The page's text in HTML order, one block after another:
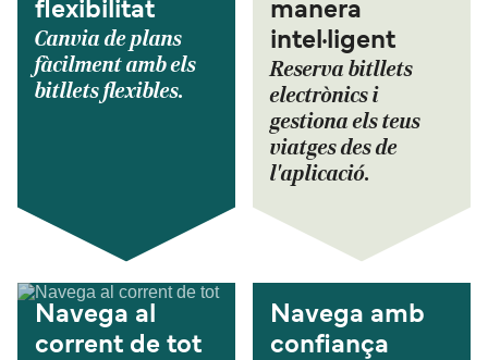
flexibilitat
Canvia de plans
fàcilment amb els
bitllets flexibles.
manera
intel·ligent
Reserva bitllets
electrònics i
gestiona els teus
viatges des de
l'aplicació.
Navega al
corrent de tot
Navega amb
confiança